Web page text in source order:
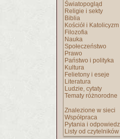
Światopogląd
Religie i sekty
Biblia
Kościół i Katolicyzm
Filozofia
Nauka
Społeczeństwo
Prawo
Państwo i polityka
Kultura
Felietony i eseje
Literatura
Ludzie, cytaty
Tematy różnorodne
Znalezione w sieci
Współpraca
Pytania i
Listy od czytelników